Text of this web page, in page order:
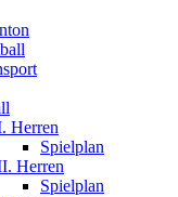
Herren
Spielplan
Herren
Spielplan